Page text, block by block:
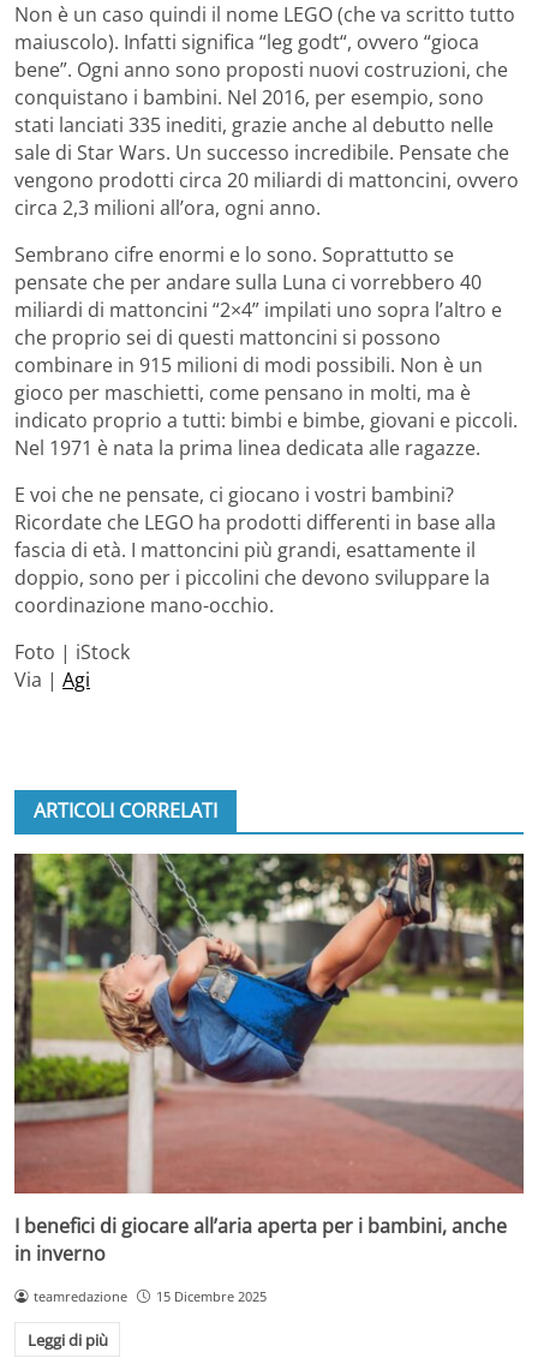
Non è un caso quindi il nome LEGO (che va scritto tutto
maiuscolo). Infatti significa “leg godt“, ovvero “gioca
bene”. Ogni anno sono proposti nuovi costruzioni, che
conquistano i bambini. Nel 2016, per esempio, sono
stati lanciati 335 inediti, grazie anche al debutto nelle
sale di Star Wars. Un successo incredibile. Pensate che
vengono prodotti circa 20 miliardi di mattoncini, ovvero
circa 2,3 milioni all’ora, ogni anno.
Sembrano cifre enormi e lo sono. Soprattutto se
pensate che per andare sulla Luna ci vorrebbero 40
miliardi di mattoncini “2×4” impilati uno sopra l’altro e
che proprio sei di questi mattoncini si possono
combinare in 915 milioni di modi possibili. Non è un
gioco per maschietti, come pensano in molti, ma è
indicato proprio a tutti: bimbi e bimbe, giovani e piccoli.
Nel 1971 è nata la prima linea dedicata alle ragazze.
E voi che ne pensate, ci giocano i vostri bambini?
Ricordate che LEGO ha prodotti differenti in base alla
fascia di età. I mattoncini più grandi, esattamente il
doppio, sono per i piccolini che devono sviluppare la
coordinazione mano-occhio.
Foto | iStock
Via | Agi
ARTICOLI CORRELATI
I benefici di giocare all’aria aperta per i bambini, anche
in inverno
teamredazione 15 Dicembre 2025
Leggi di più